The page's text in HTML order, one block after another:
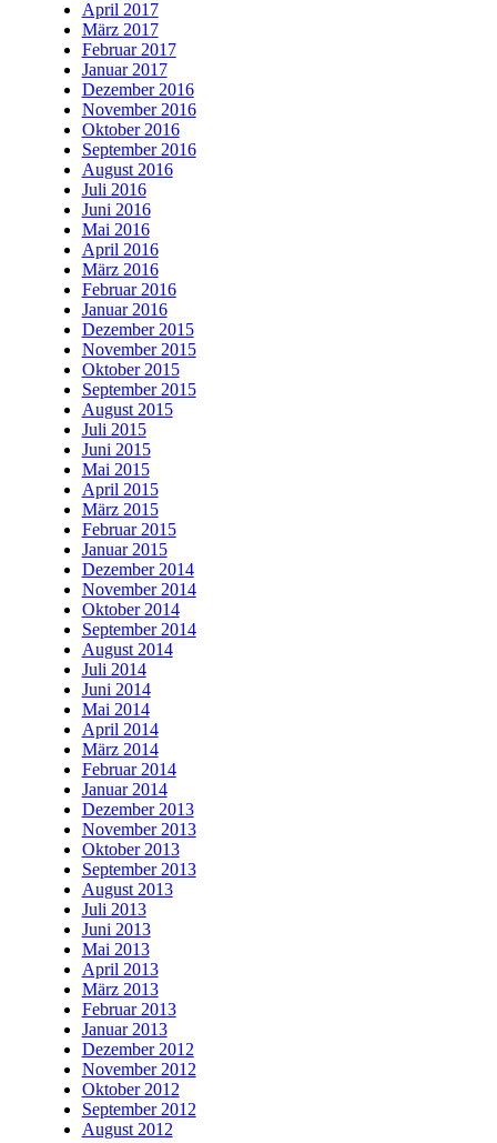
April 2017
März 2017
Februar 2017
Januar 2017
Dezember 2016
November 2016
Oktober 2016
September 2016
August 2016
Juli 2016
Juni 2016
Mai 2016
April 2016
März 2016
Februar 2016
Januar 2016
Dezember 2015
November 2015
Oktober 2015
September 2015
August 2015
Juli 2015
Juni 2015
Mai 2015
April 2015
März 2015
Februar 2015
Januar 2015
Dezember 2014
November 2014
Oktober 2014
September 2014
August 2014
Juli 2014
Juni 2014
Mai 2014
April 2014
März 2014
Februar 2014
Januar 2014
Dezember 2013
November 2013
Oktober 2013
September 2013
August 2013
Juli 2013
Juni 2013
Mai 2013
April 2013
März 2013
Februar 2013
Januar 2013
Dezember 2012
November 2012
Oktober 2012
September 2012
August 2012